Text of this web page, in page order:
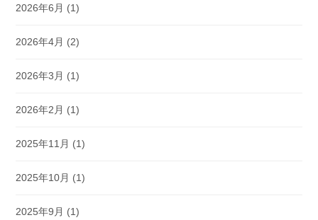
2026年6月 (1)
2026年4月 (2)
2026年3月 (1)
2026年2月 (1)
2025年11月 (1)
2025年10月 (1)
2025年9月 (1)